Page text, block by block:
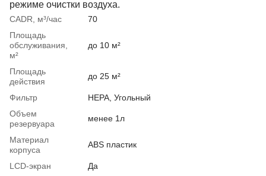
режиме очистки воздуха.
CADR, м³/час
70
Площадь
обслуживания,
м²
до 10 м²
Площадь
действия
до 25 м²
Фильтр
HEPA, Угольный
Объем
резервуара
менее 1л
Материал
корпуса
ABS пластик
LCD-экран
Да